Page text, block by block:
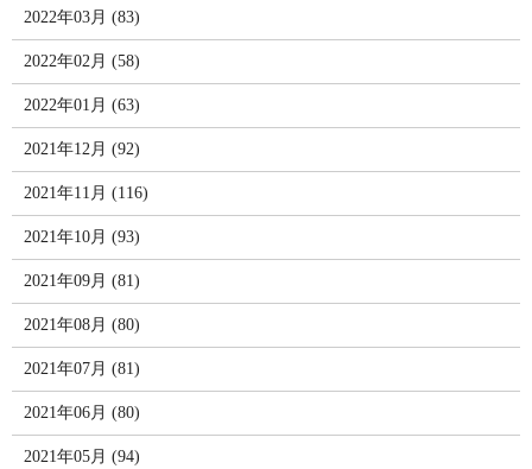
2022年03月 (83)
2022年02月 (58)
2022年01月 (63)
2021年12月 (92)
2021年11月 (116)
2021年10月 (93)
2021年09月 (81)
2021年08月 (80)
2021年07月 (81)
2021年06月 (80)
2021年05月 (94)